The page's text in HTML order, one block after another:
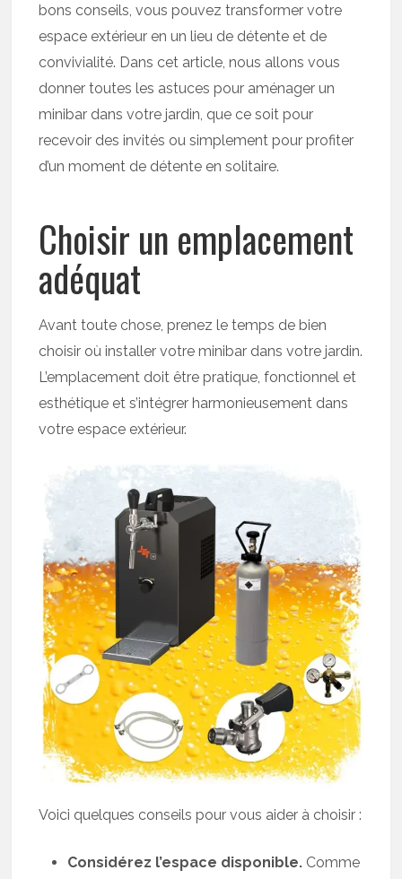
bons conseils, vous pouvez transformer votre
espace extérieur en un lieu de détente et de
convivialité. Dans cet article, nous allons vous
donner toutes les astuces pour aménager un
minibar dans votre jardin, que ce soit pour
recevoir des invités ou simplement pour profiter
d’un moment de détente en solitaire.
Choisir un emplacement
adéquat
Avant toute chose, prenez le temps de bien
choisir où installer votre minibar dans votre jardin.
L’emplacement doit être pratique, fonctionnel et
esthétique et s’intégrer harmonieusement dans
votre espace extérieur.
Voici quelques conseils pour vous aider à choisir :
Considérez l’espace disponible. Comme